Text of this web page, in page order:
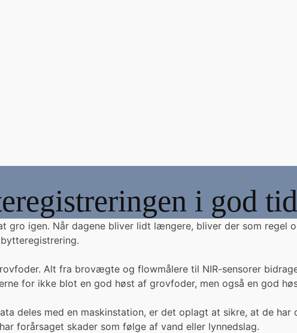
i god tid
igen. Når dagene bliver lidt længere, bliver der som regel
Alt fra brovægte og flowmålere til NIR-sensorer
for ikke blot en god høst af grovfoder, men også en god
deles med en maskinstation, er det oplagt at sikre, at de
forårsaget skader som følge af vand eller lynnedslag.